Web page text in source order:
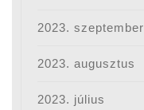
2023. szeptember
2023. augusztus
2023. július